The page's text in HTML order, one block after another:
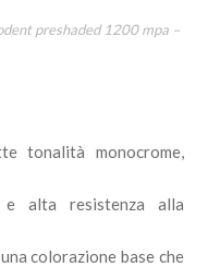
preshaded 1200 mpa –
tonalità monocrome,
e alta resistenza alla
colorazione base che